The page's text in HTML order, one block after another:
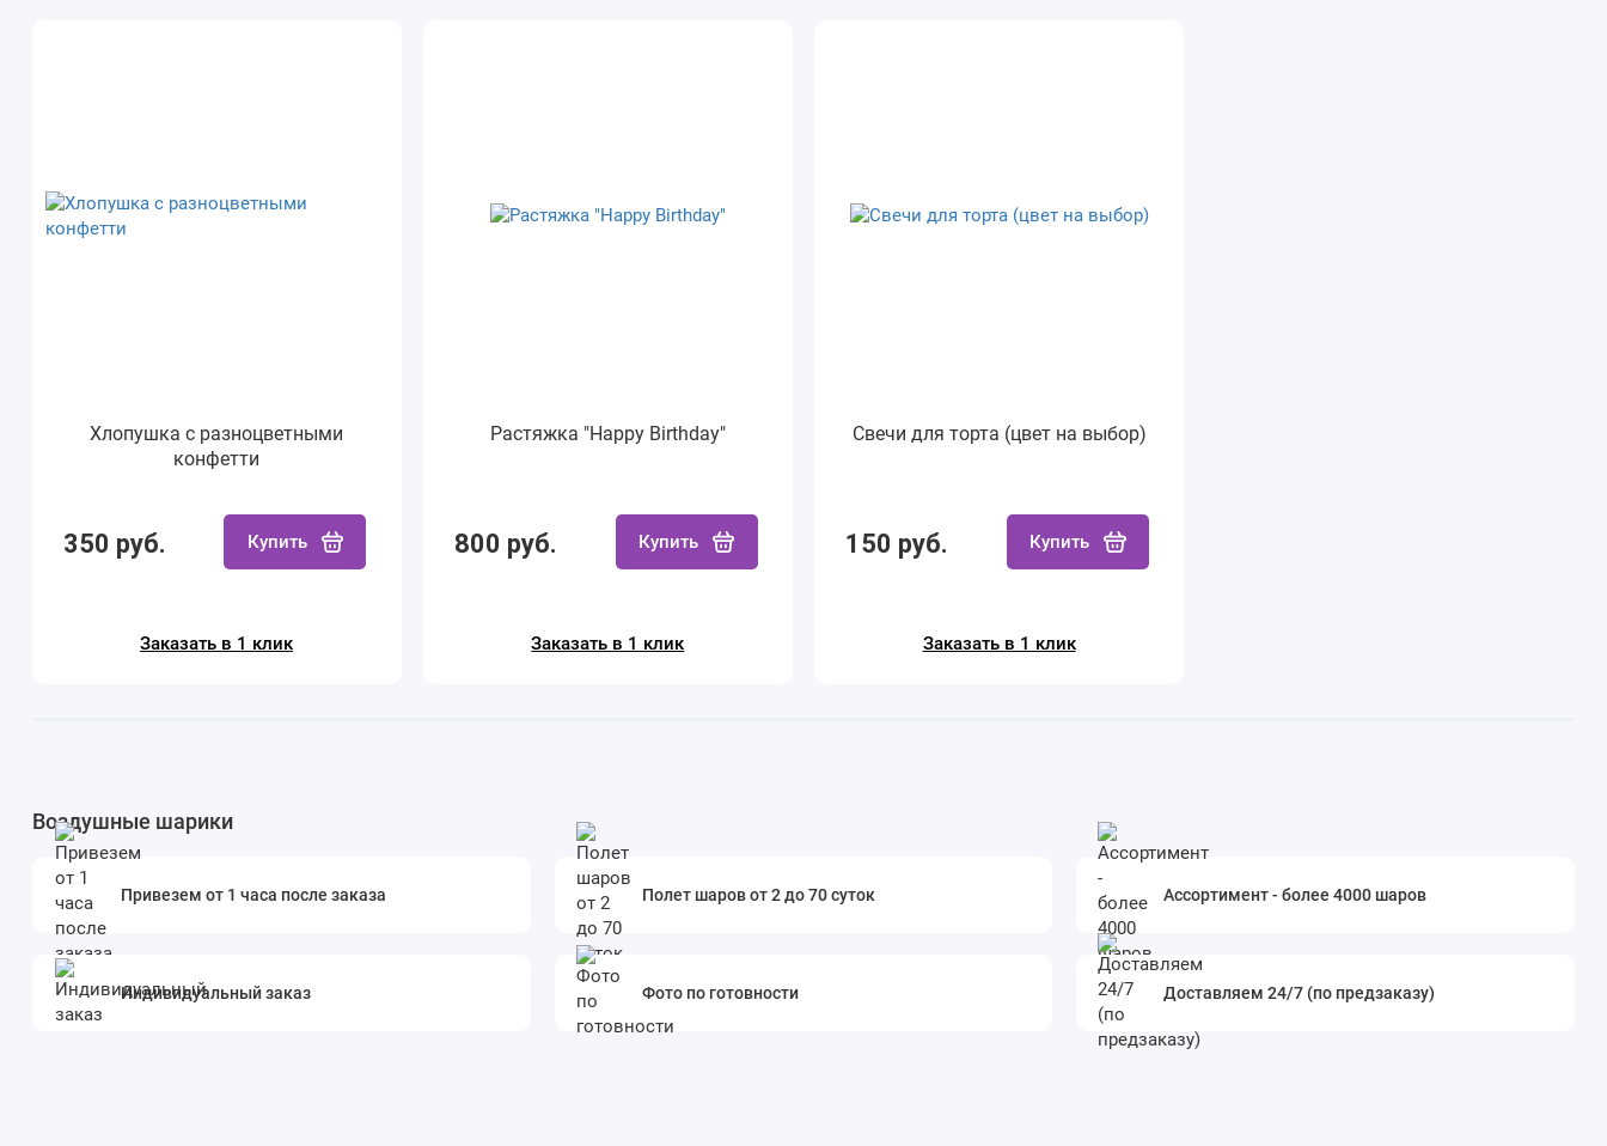
Хлопушка с разноцветными
конфетти
350 руб. Купить
Заказать в 1 клик
Растяжка "Happy Birthday"
800 руб. Купить
Заказать в 1 клик
Свечи для торта (цвет на выбор)
150 руб. Купить
Заказать в 1 клик
Воздушные шарики
Привезем от 1 часа после заказа Полет шаров от 2 до 70 суток Ассортимент - более 4000 шаров
Индивидуальный заказ Фото по готовности Доставляем 24/7 (по предзаказу)